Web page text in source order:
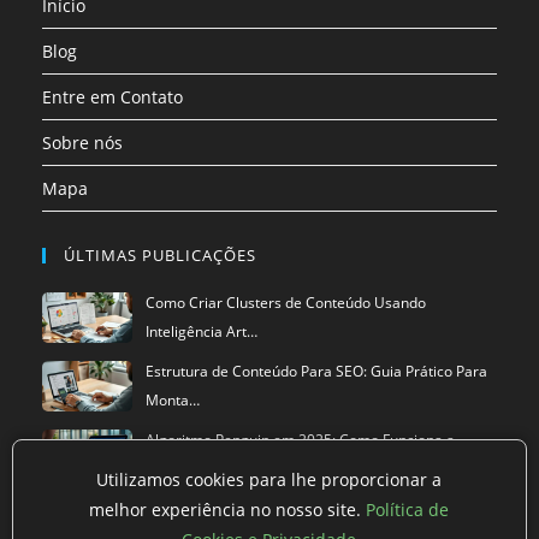
nova
aba
aba
aba
aba
aba
aba
Início
Blog
Entre em Contato
Sobre nós
Mapa
ÚLTIMAS PUBLICAÇÕES
Como Criar Clusters de Conteúdo Usando
Inteligência Art…
Estrutura de Conteúdo Para SEO: Guia Prático Para
Monta…
Algoritmo Penguin em 2025: Como Funciona a
Versão Atual…
Utilizamos cookies para lhe proporcionar a
melhor experiência no nosso site. Política de